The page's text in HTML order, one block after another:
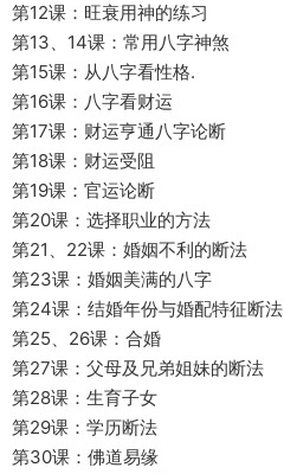
第12课：旺衰用神的练习
第13、14课：常用八字神煞
第15课：从八字看性格.
第16课：八字看财运
第17课：财运亨通八字论断
第18课：财运受阻
第19课：官运论断
第20课：选择职业的方法
第21、22课：婚姻不利的断法
第23课：婚姻美满的八字
第24课：结婚年份与婚配特征断法
第25、26课：合婚
第27课：父母及兄弟姐妹的断法
第28课：生育子女
第29课：学历断法
第30课：佛道易缘